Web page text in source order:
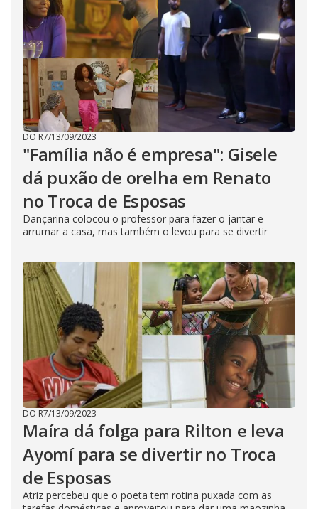
DO R7/13/09/2023
"Família não é empresa": Gisele
dá puxão de orelha em Renato
no Troca de Esposas
Dançarina colocou o professor para fazer o jantar e
arrumar a casa, mas também o levou para se divertir
DO R7/13/09/2023
Maíra dá folga para Rilton e leva
Ayomí para se divertir no Troca
de Esposas
Atriz percebeu que o poeta tem rotina puxada com as